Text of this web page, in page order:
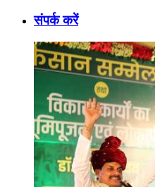
संपर्क करें